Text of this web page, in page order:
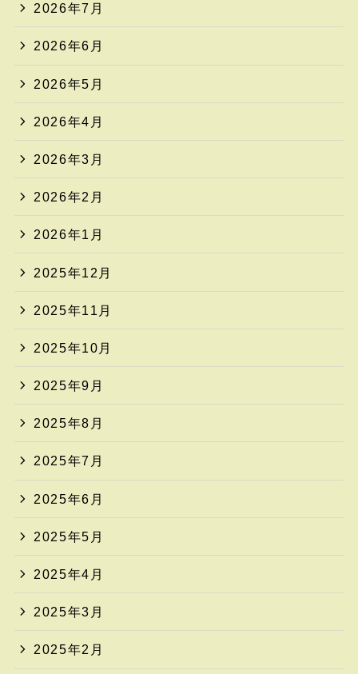
2026年7月
2026年6月
2026年5月
2026年4月
2026年3月
2026年2月
2026年1月
2025年12月
2025年11月
2025年10月
2025年9月
2025年8月
2025年7月
2025年6月
2025年5月
2025年4月
2025年3月
2025年2月